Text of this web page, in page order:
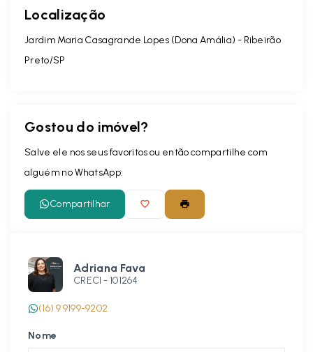
Localização
Jardim Maria Casagrande Lopes (Dona Amália) - Ribeirão
Preto/SP
Gostou do imóvel?
Salve ele nos seus favoritos ou então compartilhe com
alguém no WhatsApp:
Compartilhar
Adriana Fava
CRECI - 101264
(16) 9 9199-9202
Nome